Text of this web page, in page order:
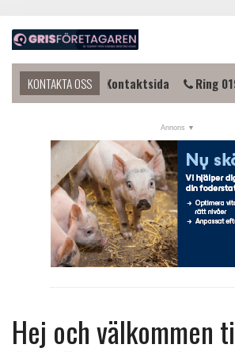
NYHETER
KALENDER
LÄNKAR
ANNONSERA
PRENUMERERA
OM OSS
KONTAKTA OSS
i kontakt? Kontaktsida Ring
Hej och välkommen